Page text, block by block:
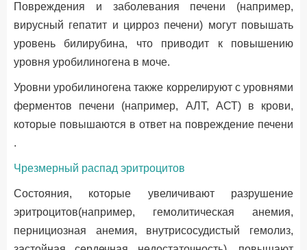
Повреждения и заболевания печени (например,
вирусный гепатит и цирроз печени) могут повышать
уровень билирубина, что приводит к повышению
уровня уробилиногена в моче.
Уровни уробилиногена также коррелируют с уровнями
ферментов печени (например, АЛТ, АСТ) в крови,
которые повышаются в ответ на повреждение печени
.
Чрезмерный распад эритроцитов
Состояния, которые увеличивают разрушение
эритроцитов(например, гемолитическая анемия,
пернициозная анемия, внутрисосудистый гемолиз,